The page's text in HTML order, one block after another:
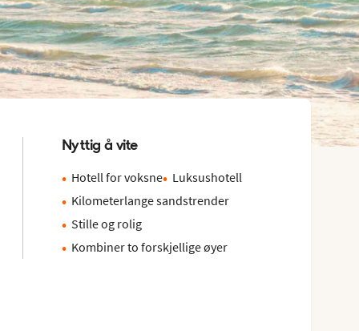
Nyttig å vite
Hotell for voksne
Luksushotell
Kilometerlange sandstrender
Stille og rolig
Kombiner to forskjellige øyer